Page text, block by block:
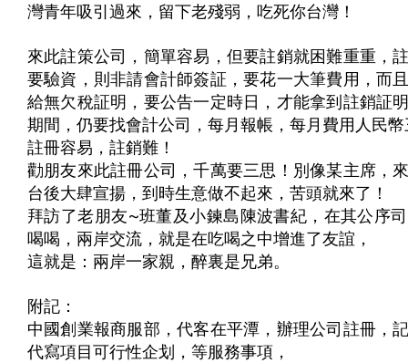
灣青年吸引過來，留下老殘弱，吃死你台灣！
來此註策公司，簡單容易，但要註銷就困難重重，
要驗資，則非請會計師簽証，要花一大筆費用，而
給無欠稅証明，要公告一定時日，才能拿到註銷証
期間，仍要找會計公司，每月報帳，每月費用人民
註冊容易，註銷難！
勸朋友來此註冊公司，千萬要三思！別像某主席，
台後大肆宣揚，到時生意做不起來，苦頭就來了！
拜訪了老朋友~班董及小鍊島陳波書紀，在其公序
喝喝，兩岸交流，就是在吃喝之中增進了友誼，
這就是：兩岸一家親，醉裏是兄弟。
附記：
中國創業報商服部，代客在平潭，辦理公司註冊，
代寫項目可行性企划，等服務事項，